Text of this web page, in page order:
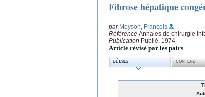
Fibrose hépatique
par Moyson, François
Référence Annales de chirurgie
Publication Publié, 1974
Article révisé par les pairs
DÉTAILS CONTENU